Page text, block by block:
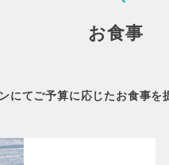
お食事
にてご予算に応じたお食事